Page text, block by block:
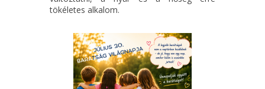
tökéletes alkalom.